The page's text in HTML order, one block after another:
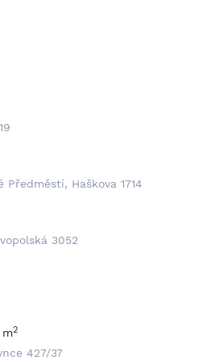
Předměstí, Haškova 1714
3052
m2
427/37